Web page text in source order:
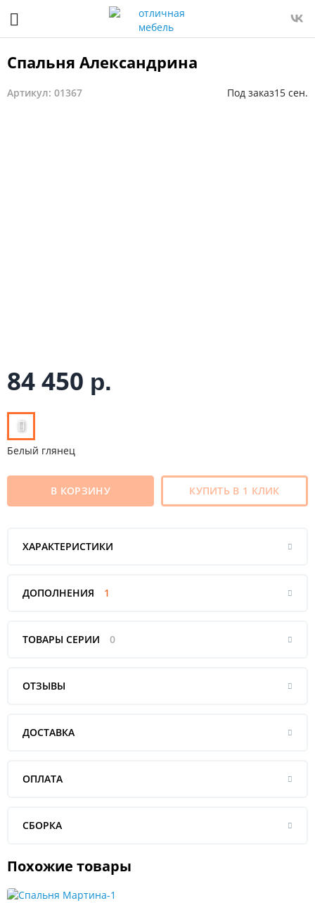
Спальня Александрина
Артикул: 01367 Под заказ15 сен.
84 450 р.
Белый глянец
В КОРЗИНУ КУПИТЬ В 1 КЛИК
ХАРАКТЕРИСТИКИ
ДОПОЛНЕНИЯ 1
ТОВАРЫ СЕРИИ 0
ОТЗЫВЫ
ДОСТАВКА
ОПЛАТА
СБОРКА
Похожие товары